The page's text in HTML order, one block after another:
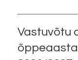
I vastuvõtt 5.
Tänavustele
lõpetajatele,
ühiselt
Vastuvõtu